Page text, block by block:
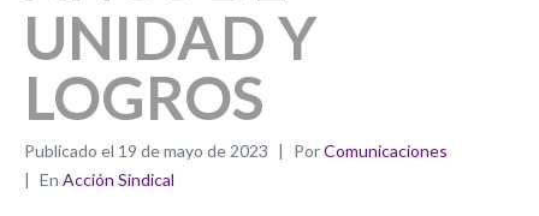
UNIDAD Y
LOGROS
Publicado el 19 de mayo de 2023 PorComunicaciones
En Acción Sindical